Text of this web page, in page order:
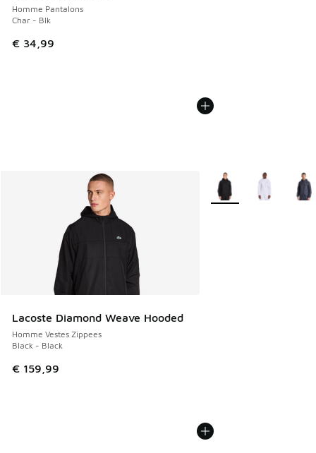
Homme Pantalons
Char - Blk
€ 34,99
Lacoste Diamond Weave Hooded
Homme Vestes Zippees
Black - Black
€ 159,99
Plus de couleurs